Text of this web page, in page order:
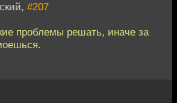
#207
проблемы решать, иначе за